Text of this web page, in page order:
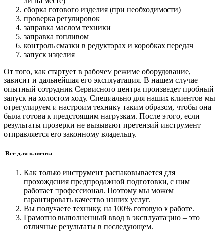
сборка готового изделия (при необходимости)
проверка регулировок
заправка маслом техники
заправка топливом
контроль смазки в редукторах и коробках передач
запуск изделия
От того, как стартует в рабочем режиме оборудование,
зависит и дальнейшая его эксплуатация. В нашем случае
опытный сотрудник Сервисного центра произведет пробный
запуск на холостом ходу. Специально для наших клиентов мы
отрегулируем и настроим технику таким образом, чтобы она
была готова к предстоящим нагрузкам. После этого, если
результаты проверки не вызывают претензий инструмент
отправляется его законному владельцу.
Все для клиента
Как только инструмент распаковывается для
прохождения предпродажной подготовки, с ним
работает профессионал. Поэтому мы можем
гарантировать качество наших услуг.
Вы получаете технику, на 100% готовую к работе.
Грамотно выполненный ввод в эксплуатацию – это
отличные результаты в последующем.